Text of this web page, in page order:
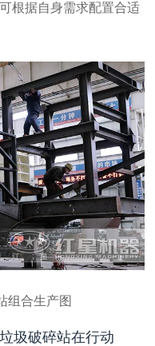
根据自身需求配置合适
组合生产图
圾破碎站在行动